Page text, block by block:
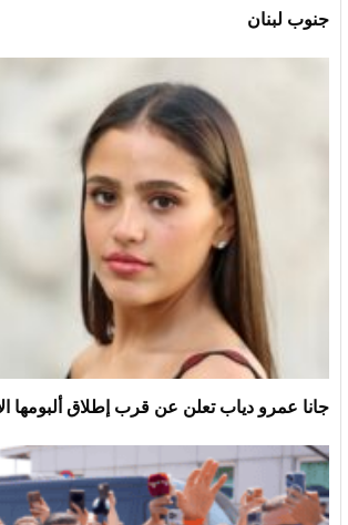
جنوب لبنان
جانا عمرو دياب تعلن عن قرب إطلاق ألبومها